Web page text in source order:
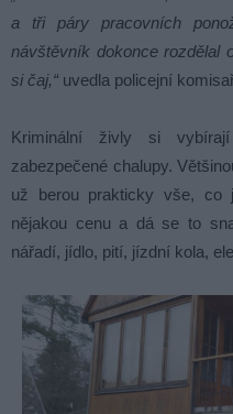
a tři páry pracovních
návštěvník dokonce rozdělal
si čaj,“ uvedla policejní
Kriminální živly si
zabezpečené chalupy.
už berou prakticky vše, co
nějakou cenu a dá se to
nářadí, jídlo, pití, jízdní kola,